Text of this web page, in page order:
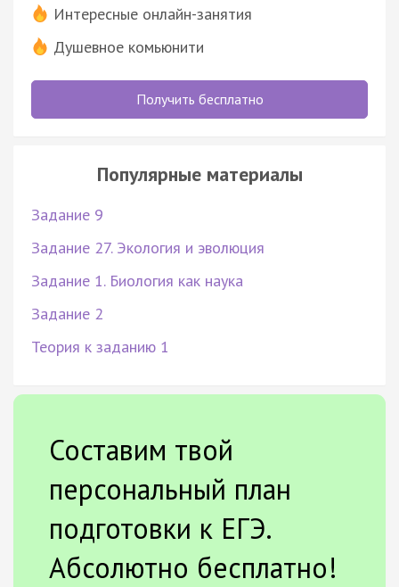
Интересные онлайн-занятия
Душевное комьюнити
Получить бесплатно
Популярные материалы
Задание 9
Задание 27. Экология и эволюция
Задание 1. Биология как наука
Задание 2
Теория к заданию 1
Составим твой
персональный план
подготовки к ЕГЭ.
Абсолютно бесплатно!